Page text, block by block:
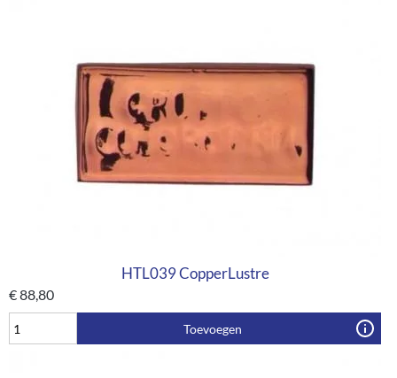
HTL039 CopperLustre
€88,80
Toevoegen